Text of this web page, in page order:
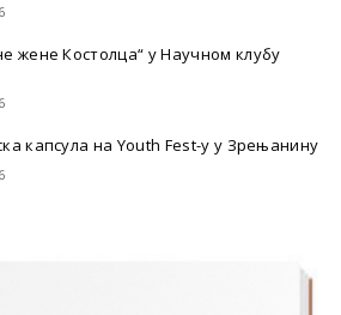
жене Костолца“ у Научном клубу
капсула на Youth Fest-у у Зрењанину